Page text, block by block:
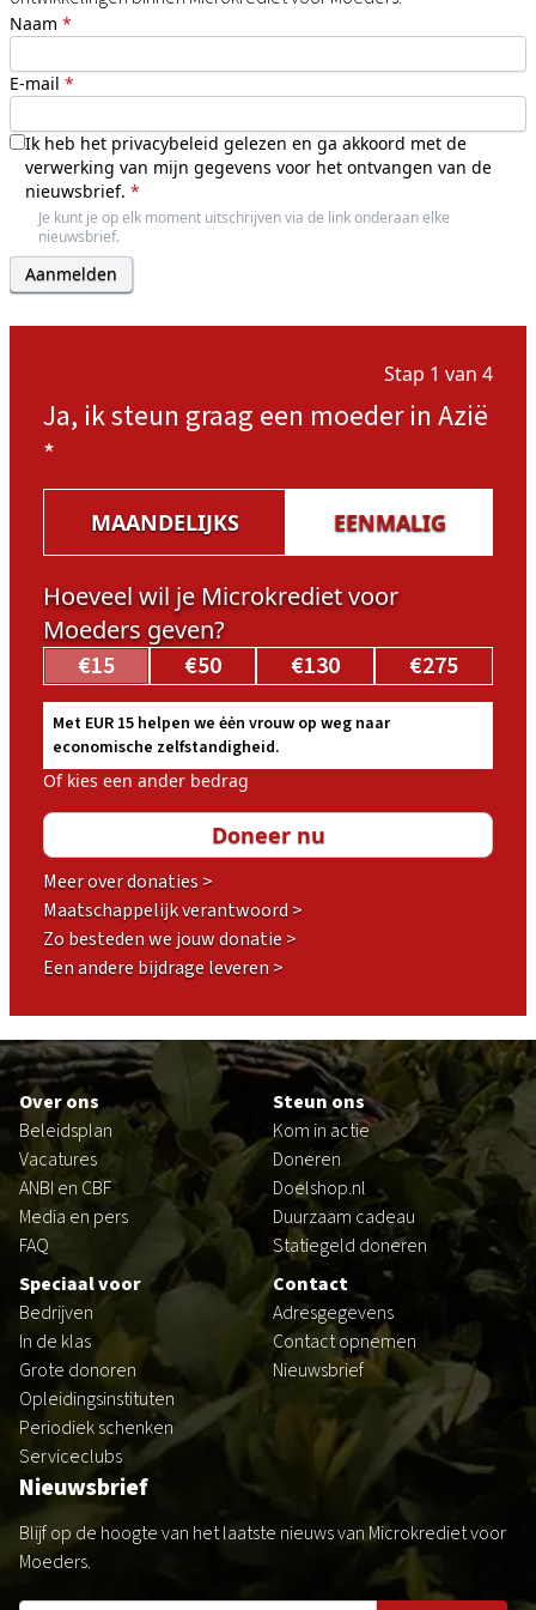
Naam *
E-mail *
Ik heb het privacybeleid gelezen en ga akkoord met de
verwerking van mijn gegevens voor het ontvangen van de
nieuwsbrief. *
Je kunt je op elk moment uitschrijven via de link onderaan elke
nieuwsbrief.
Stap 1 van 4
Ja, ik steun graag een moeder in Azië
*
MAANDELIJKS EENMALIG
Hoeveel wil je Microkrediet voor
Moeders geven?
€15 €50 €130 €275
Met EUR 15 helpen we ėėn vrouw op weg naar
economische zelfstandigheid.
Of kies een ander bedrag
Meer over donaties >
Maatschappelijk verantwoord >
Zo besteden we jouw donatie >
Een andere bijdrage leveren >
Footer
Over ons
Beleidsplan
Vacatures
ANBI en CBF
Media en pers
FAQ
Steun ons
Kom in actie
Doneren
Doelshop.nl
Duurzaam cadeau
Statiegeld doneren
Speciaal voor
Bedrijven
In de klas
Grote donoren
Opleidingsinstituten
Periodiek schenken
Serviceclubs
Contact
Adresgegevens
Contact opnemen
Nieuwsbrief
Nieuwsbrief
Blijf op de hoogte van het laatste nieuws van Microkrediet voor
Moeders.